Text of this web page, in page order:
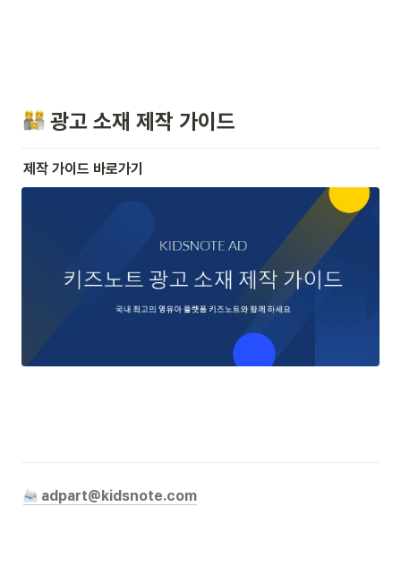
광고 소재 제작 가이드
제작 가이드 바로가기
adpart@kidsnote.com